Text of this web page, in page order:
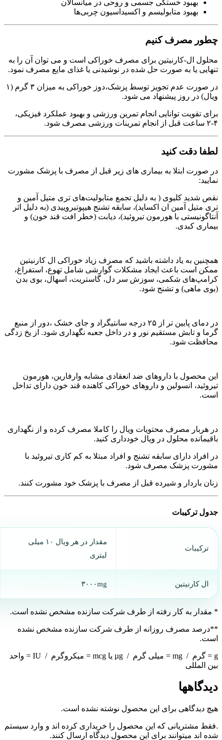
بهبود خستگی جسمی و روحی در میانسالان
بهبود متابولیسم و اکسیداسیون چربی‌ها
چطور مصرف کنیم
محلول ال-کارنیتین برای مصرف خوراکی است و می توان آن را به
تنهایی یا به صورت حل شده در نوشیدنی یا غذای مایع مصرف نمود.
در صورت عدم تجویز توسط پزشک،دوز خوراکی به میزان ۳ گرم (۱
ویال) در روز پیشنهاد می شود.
برای تقویت توانایی انجام تمرین ورزشی و بهبود عملکرد فیزیکی،
۴-۲ ساعت قبل از انجام تمرینات ورزشی مصرف شود.
لطفا دقت کنید
در صورت ابتلا به بیماری های زیر قبل از مصرف با پزشک مشورت
نمایید:
نقص شدید کلیوی ( به دلیل تجمع متابولیت‌های تری متیل آمین و
تری متیل آمین ان اکساید)، سابقه تشنج هیپوتیروییدی (به دلیل اثر
آنتاگونیستی با هورمون تیروئید)، دیابت (خطر افت قند خون) و
بیماری کبدی.
همچنین به یاد داشته باشید که مصرف زیاد خوراکی ال کارنیتین
ممکن است باعث ایجاد مشکلات گوارشی شامل تهوع، استفراغ،
کرامپ‌های شکمی، سوزش سر دل، گاستریت، اسهال، بوی بدن
(بوی ماهی) و تشنج شود.
در دمای پایین تر از ۲۵ درجه سانتیگراد و جای خشک ،دور از منبع
گرما و تابش مستقیم نور و در داخل جعبه نگهداری شود. از یخ زدگی
محافظت شود.
این محصول با داروهای ضد انعقادی مشابه وارفارین، هورمون
تیروئید، انسولین و داروهای خوراکی کاهنده قند خون دارای تداخل
است.
در هربار مصرف محتویات ویال را کاملا مصرف کرده و از نگهداری
باقیمانده محلول در ویال خودداری کنید.
در افراد دارای سابقه تشنج و افراد مبتلا به کم کاری تیروئید با
مشورت پزشک مصرف شود.
زنان باردار و شیرده قبل از مصرف با پزشک خود مشورت کنند.
جدول ترکیبات
ترکیبات
مقدار در هر ویال ۱۰ میلی
لیتری
ال کارنیتین ۳۰۰۰mg
* مقدار به کار رفته از طرف شرکت سازنده مشخص نشده است.
**درصد مصرف روزانه از طرف شرکت سازنده مشخص نشده
است.
g = گرم / mg = میلی گرم / µg یا mcg = میکروگرم / IU = واحد
بین المللی
دیدگاهها
هیچ دیدگاهی برای این محصول نوشته نشده است.
.فقط مشتریانی که این محصول را خریداری کرده اند و وارد سیستم
شده اند میتوانند برای این محصول دیدگاه ارسال کنند.